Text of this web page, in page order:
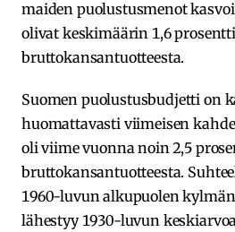
maiden puolustusmenot
olivat keskimäärin 1,6
bruttokansantuotteesta.
Suomen puolustusbudjetti on
huomattavasti viimeisen
oli viime vuonna noin 2,5
bruttokansantuotteesta.
1960-luvun alkupuolen
lähestyy 1930-luvun